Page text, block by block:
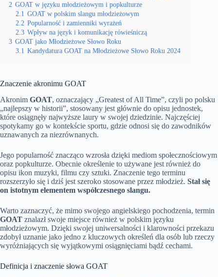
2 GOAT w języku młodzieżowym i popkulturze
2.1 GOAT w polskim slangu młodzieżowym
2.2 Popularność i zamienniki wyrażeń
2.3 Wpływ na język i komunikację rówieśniczą
3 GOAT jako Młodzieżowe Słowo Roku
3.1 Kandydatura GOAT na Młodzieżowe Słowo Roku 2024
Znaczenie akronimu GOAT
Akronim GOAT, oznaczający „Greatest of All Time”, czyli po polsku
„najlepszy w historii”, stosowany jest głównie do opisu jednostek,
które osiągnęły najwyższe laury w swojej dziedzinie. Najczęściej
spotykamy go w kontekście sportu, gdzie odnosi się do zawodników
uznawanych za niezrównanych.
Jego popularność znacząco wzrosła dzięki mediom społecznościowym
oraz popkulturze. Obecnie określenie to używane jest również do
opisu ikon muzyki, filmu czy sztuki. Znaczenie tego terminu
rozszerzyło się i dziś jest szeroko stosowane przez młodzież. Stał się
on istotnym elementem współczesnego slangu.
Warto zaznaczyć, że mimo swojego angielskiego pochodzenia, termin
GOAT znalazł swoje miejsce również w polskim języku
młodzieżowym. Dzięki swojej uniwersalności i klarowności przekazu
zdobył uznanie jako jedno z kluczowych określeń dla osób lub rzeczy
wyróżniających się wyjątkowymi osiągnięciami bądź cechami.
Definicja i znaczenie słowa GOAT